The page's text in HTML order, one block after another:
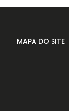
MAPA DO SITE